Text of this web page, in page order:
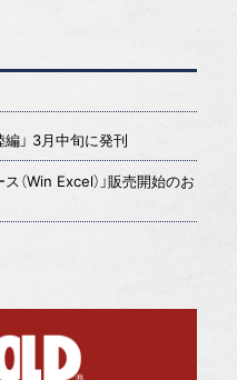
編」 3月中旬に発刊
（Win Excel）」販売開始のお